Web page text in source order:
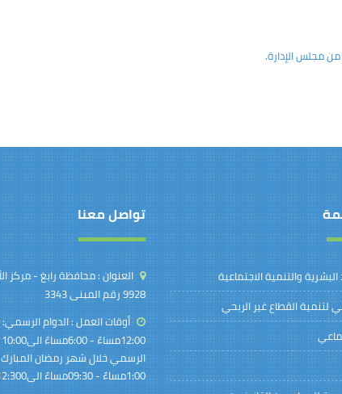
مجلس الإدارة.
البشرية والتنمية الاجتماعية
لتنمية القطاع غير الربحي
تواصل معنا
العنوان :
9928 رقم المبنى 3343
أوقات العمل :
1:00مساءً - 09:30مساءً الى12:300 صباحاً